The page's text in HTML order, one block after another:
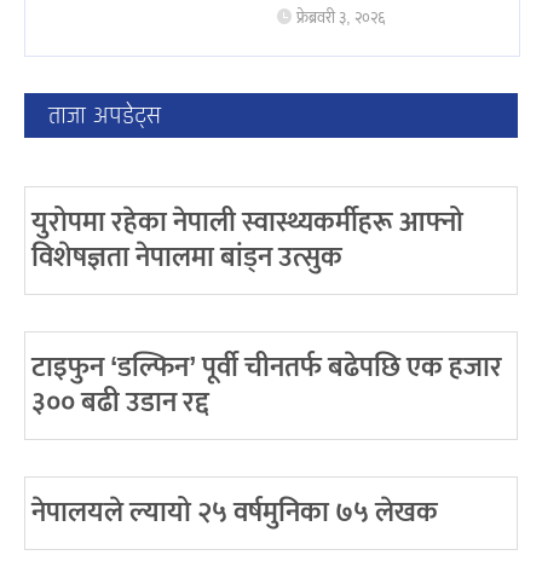
फ्रेब्रवरी ३, २०२६
ताजा अपडेट्स
युरोपमा रहेका नेपाली स्वास्थ्यकर्मीहरू आफ्नो
विशेषज्ञता नेपालमा बांड्न उत्सुक
टाइफुन ‘डल्फिन’ पूर्वी चीनतर्फ बढेपछि एक हजार
३०० बढी उडान रद्द
नेपालयले ल्यायो २५ वर्षमुनिका ७५ लेखक